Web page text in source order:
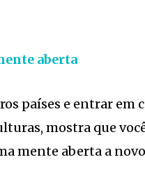
aberta
países e entrar em
mostra que
mente aberta a